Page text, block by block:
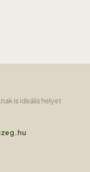
is ideális helyet